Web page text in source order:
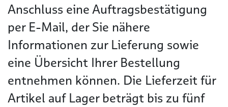
Anschluss eine Auftragsbestätigung
per E-Mail, der Sie nähere
Informationen zur Lieferung sowie
eine Übersicht Ihrer Bestellung
entnehmen können. Die Lieferzeit für
Artikel auf Lager beträgt bis zu fünf